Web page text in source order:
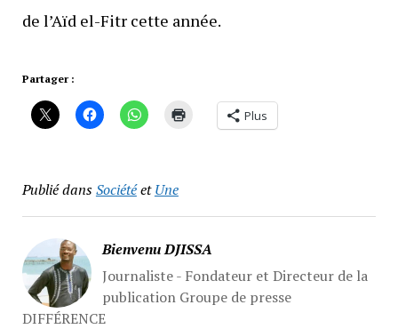
de l’Aïd el-Fitr cette année.
Partager :
Plus
Publié dansSociétéetUne
Bienvenu DJISSA
Journaliste - Fondateur et Directeur de la
publication Groupe de presse
DIFFÉRENCE